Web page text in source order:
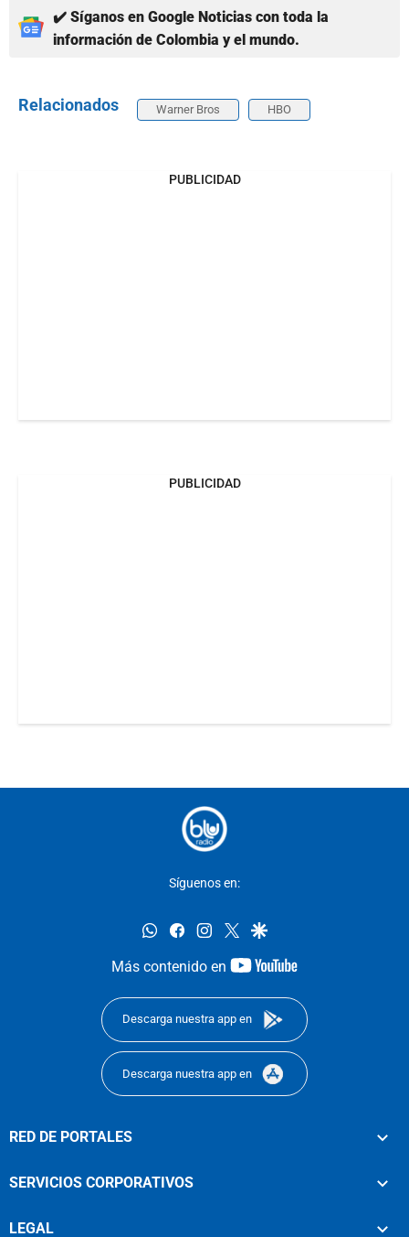
✔️ Síganos en Google Noticias con toda la
información de Colombia y el mundo.
Relacionados Warner Bros HBO
PUBLICIDAD
PUBLICIDAD
Síguenos en:
whatsappfacebookinstagram
twittergoogle
Más contenido en
youtube-
Descarga nuestra app en
Descarga nuestra app en
RED DE PORTALES
SERVICIOS CORPORATIVOS
LEGAL